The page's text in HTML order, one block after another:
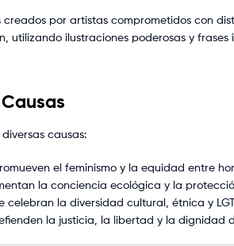
por artistas comprometidos con
utilizando ilustraciones poderosas y
causas:
el feminismo y la equidad entre
la conciencia ecológica y la
celebran la diversidad cultural, étnica y
la justicia, la libertad y la dignidad